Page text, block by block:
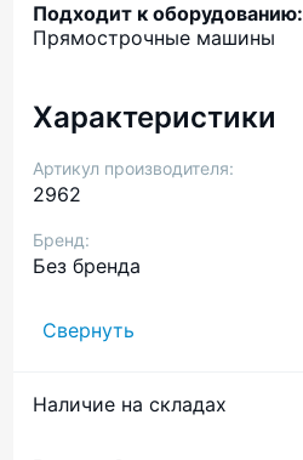
Подходит к оборудованию:
Прямострочные машины
Характеристики
Артикул производителя:
2962
Бренд:
Без бренда
Свернуть
Наличие на складах